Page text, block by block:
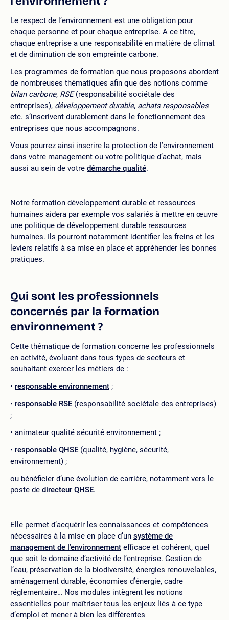
Le respect de l’environnement est une obligation pour
chaque personne et pour chaque entreprise. A ce titre,
chaque entreprise a une responsabilité en matière de climat
et de diminution de son empreinte carbone.
Les programmes de formation que nous proposons abordent
de nombreuses thématiques afin que des notions comme
bilan carbone, RSE(responsabilité sociétale des
entreprises), développement durable, achats responsables
etc. s’inscrivent durablement dans le fonctionnement des
entreprises que nous accompagnons.
Vous pourrez ainsi inscrire la protection de l’environnement
dans votre management ou votre politique d’achat, mais
aussi au sein de votre démarche qualité.
Notre formation développement durable et ressources
humaines aidera par exemple vos salariés à mettre en œuvre
une politique de développement durable ressources
humaines. Ils pourront notamment identifier les freins et les
leviers relatifs à sa mise en place et appréhender les bonnes
pratiques.
Qui sont les professionnels
concernés par la formation
environnement ?
Cette thématique de formation concerne les professionnels
en activité, évoluant dans tous types de secteurs et
souhaitant exercer les métiers de :
responsable environnement ;
responsable RSE (responsabilité sociétale des entreprises)
;
animateur qualité sécurité environnement ;
responsable QHSE (qualité, hygiène, sécurité,
environnement) ;
ou bénéficier d’une évolution de carrière, notamment vers le
poste de directeur QHSE.
Elle permet d’acquérir les connaissances et compétences
nécessaires à la mise en place d’un système de
management de l’environnement efficace et cohérent, quel
que soit le domaine d’activité de l’entreprise. Gestion de
l’eau, préservation de la biodiversité, énergies renouvelables,
aménagement durable, économies d’énergie, cadre
réglementaire… Nos modules intègrent les notions
essentielles pour maîtriser tous les enjeux liés à ce type
d’emploi et mener à bien les différentes